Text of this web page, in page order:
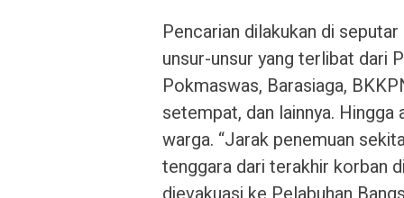
Pencarian dilakukan di
unsur-unsur yang terlibat dari
Pokmaswas, Barasiaga,
setempat, dan lainnya.
warga. “Jarak penemuan
tenggara dari terakhir korban